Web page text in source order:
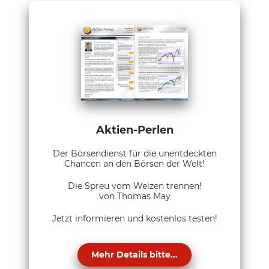
Aktien-Perlen
Der Börsendienst für die unentdeckten
Chancen an den Börsen der Welt!
Die Spreu vom Weizen trennen!
von Thomas May
Jetzt informieren und kostenlos testen!
Mehr Details bitte...